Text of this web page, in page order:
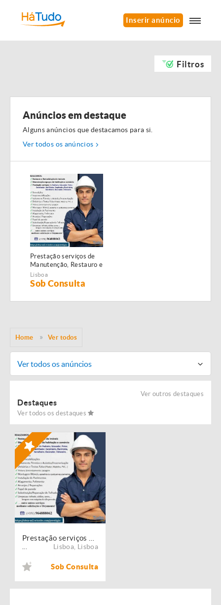
Inserir anúncio
Filtros
Anúncios em destaque
Alguns anúncios que destacamos para si.
Ver todos os anúncios
Prestação serviços de
Manutenção, Restauro e
Remodelação de
imóveis!
Lisboa
Sob Consulta
Home Ver todos
Ver todos os anúncios
Ver outros destaques
Destaques
Ver todos os destaques
Lisboa Lisboa
Sob Consulta